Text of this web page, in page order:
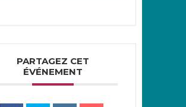
PARTAGEZ CET
ÉVÉNEMENT